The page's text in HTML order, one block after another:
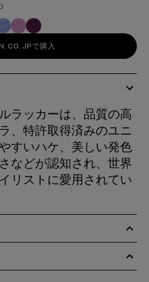
で購入
ラッカーは、品質の高
、特許取得済みのユニ
すいハケ、美しい発色
などが認知され、世界
リストに愛用されてい